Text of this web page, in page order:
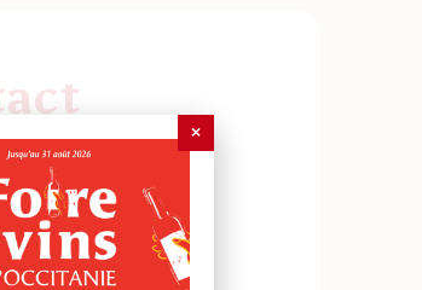
Figeac
Ribaudenque
Marival
×